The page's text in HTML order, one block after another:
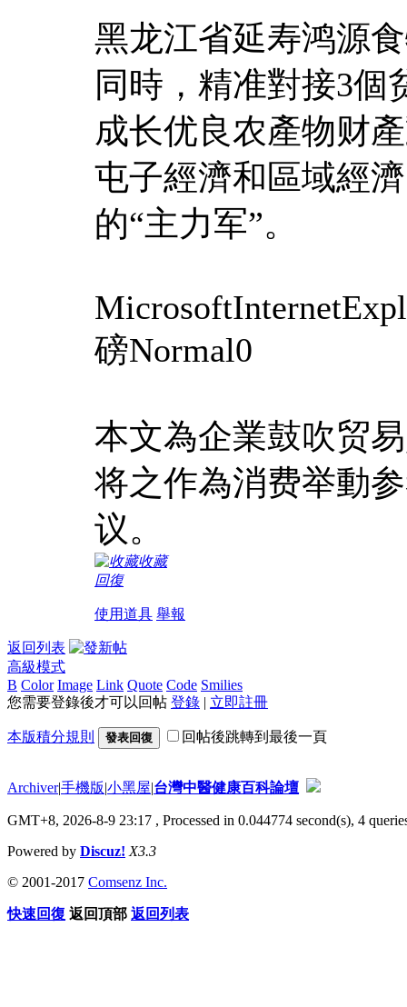
黑龙江省延寿鸿源
同時，精准對接3個
成长优良农產物财
屯子經濟和區域經
的“主力军”。
磅Normal0
本文為企業鼓吹贸
将之作為消费举動
议。
收藏
回復
使用道具 舉報
返回列表
高級模式
B Color Image Link Quote Code Smilies
您需要登錄後才可以回帖 登錄 | 立即註冊
本版積分規則 發表回復 回帖後跳轉到最後一頁
Archiver|手機版|小黑屋|台灣中醫健康百科論壇
GMT+8, 2026-8-9 23:17 , Processed in 0.044774 second(s), 4
Powered by Discuz! X3.3
© 2001-2017 Comsenz Inc.
快速回復 返回頂部 返回列表